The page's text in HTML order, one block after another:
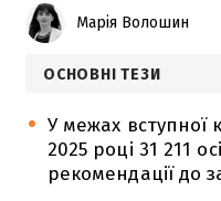
Марія Волошин
ОСНОВНІ ТЕЗИ
У межах вступної
2025 році 31 211
рекомендації до